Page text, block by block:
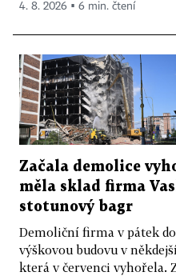
4. 8. 2026 ▪ 6 min. čtení
Začala demolice
měla sklad firma
stotunový bagr
Demoliční firma v pátek
výškovou budovu v
která v červenci vyhořela.